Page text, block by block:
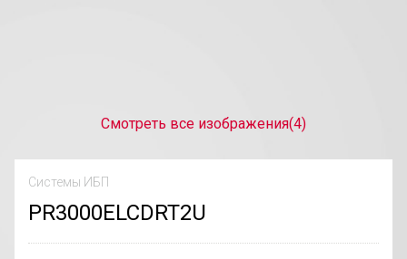
Смотреть все изображения(4)
Системы ИБП
PR3000ELCDRT2U